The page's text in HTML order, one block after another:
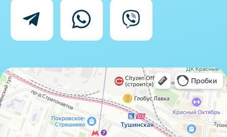
Политика конфиденциальности
IceIceMarket © 2025